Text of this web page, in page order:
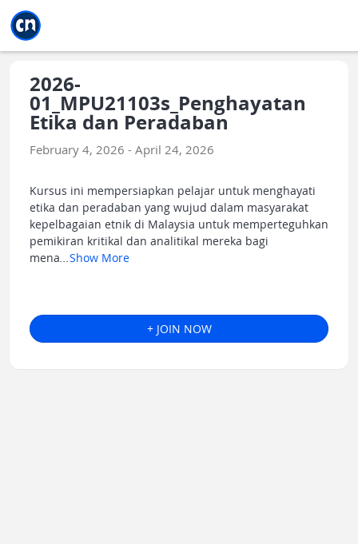
2026-
01_MPU21103s_Penghayatan
Etika dan Peradaban
February 4, 2026 - April 24, 2026
Kursus ini mempersiapkan pelajar untuk menghayati
etika dan peradaban yang wujud dalam masyarakat
kepelbagaian etnik di Malaysia untuk memperteguhkan
pemikiran kritikal dan analitikal mereka bagi
mena
Show More
+ JOIN NOW